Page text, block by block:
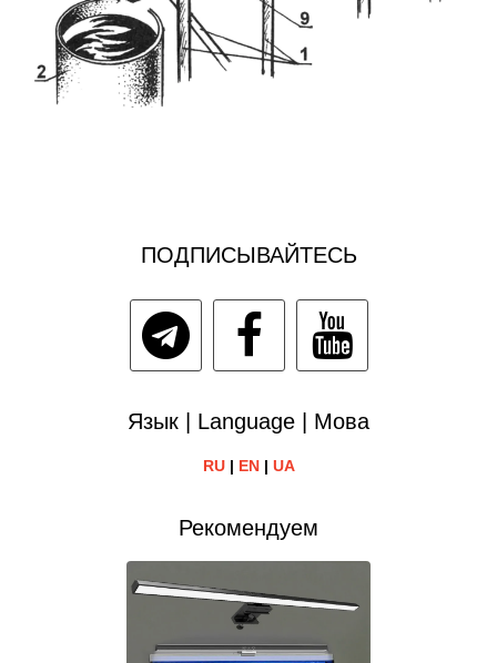
ПОДПИСЫВАЙТЕСЬ
Язык | Language | Мова
RU| EN| UA
Рекомендуем